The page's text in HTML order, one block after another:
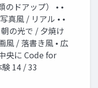
のドアップ） • •
真⾵ / リアル • •
の光で / ⼣焼け
⾵ / 落書き⾵ • 広
央に Code for
験 14 / 33